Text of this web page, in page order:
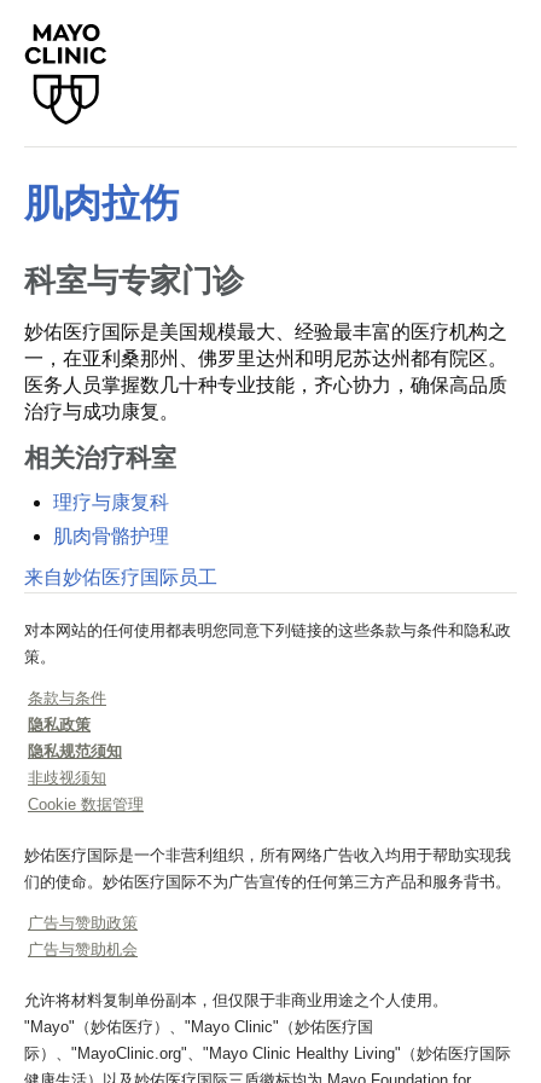
肌肉拉伤
科室与专家门诊
妙佑医疗国际是美国规模最大、经验最丰富的医疗机构之
一，在亚利桑那州、佛罗里达州和明尼苏达州都有院区。
医务人员掌握数几十种专业技能，齐心协力，确保高品质
治疗与成功康复。
相关治疗科室
理疗与康复科
肌肉骨骼护理
来自妙佑医疗国际员工
对本网站的任何使用都表明您同意下列链接的这些条款与条件和隐私政
策。
条款与条件
隐私政策
隐私规范须知
非歧视须知
Cookie 数据管理
妙佑医疗国际是一个非营利组织，所有网络广告收入均用于帮助实现我
们的使命。妙佑医疗国际不为广告宣传的任何第三方产品和服务背书。
广告与赞助政策
广告与赞助机会
允许将材料复制单份副本，但仅限于非商业用途之个人使用。
"Mayo"（妙佑医疗）、"Mayo Clinic"（妙佑医疗国
际）、"MayoClinic.org"、"Mayo Clinic Healthy Living"（妙佑医疗国际